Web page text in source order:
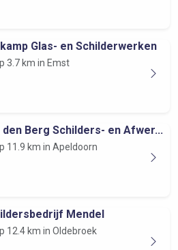
Glas- en Schilderwerken
3.7 km in Emst
den Berg Schilders- en Afwer...
11.9 km in Apeldoorn
Mendel
12.4 km in Oldebroek